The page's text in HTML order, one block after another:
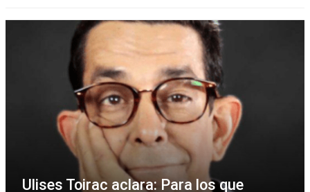
Ulises Toirac aclara: Para los que